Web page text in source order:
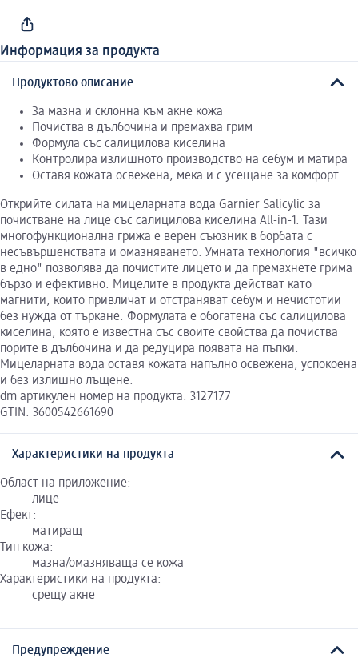
Информация за продукта
Продуктово описание
За мазна и склонна към акне кожа
Почиства в дълбочина и премахва грим
Формула със салицилова киселина
Контролира излишното производство на себум и матира
Оставя кожата освежена, мека и с усещане за комфорт
Открийте силата на мицеларната вода Garnier Salicylic за
почистване на лице със салицилова киселина All-in-1. Тази
многофункционална грижа е верен съюзник в борбата с
несъвършенствата и омазняването. Умната технология "всичко
в едно" позволява да почистите лицето и да премахнете грима
бързо и ефективно. Мицелите в продукта действат като
магнити, които привличат и отстраняват себум и нечистотии
без нужда от търкане. Формулата е обогатена със салицилова
киселина, която е известна със своите свойства да почиства
порите в дълбочина и да редуцира появата на пъпки.
Мицеларната вода оставя кожата напълно освежена, успокоена
и без излишно лъщене.
dm артикулен номер на продукта: 3127177
GTIN: 3600542661690
Характеристики на продукта
Област на приложение:
лице
Ефект:
матиращ
Тип кожа:
мазна/омазняваща се кожа
Характеристики на продукта:
срещу акне
Предупреждение